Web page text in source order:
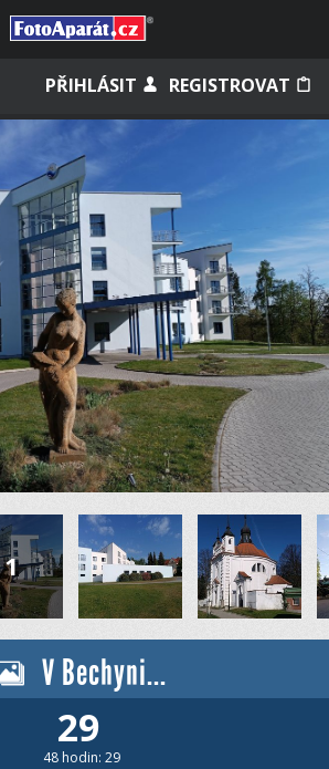
PŘIHLÁSIT REGISTROVAT
Zapamatovat
Zapomněli jste heslo?
Měli jste účet na starém webu?
V Bechyni...
29
48 hodin: 29